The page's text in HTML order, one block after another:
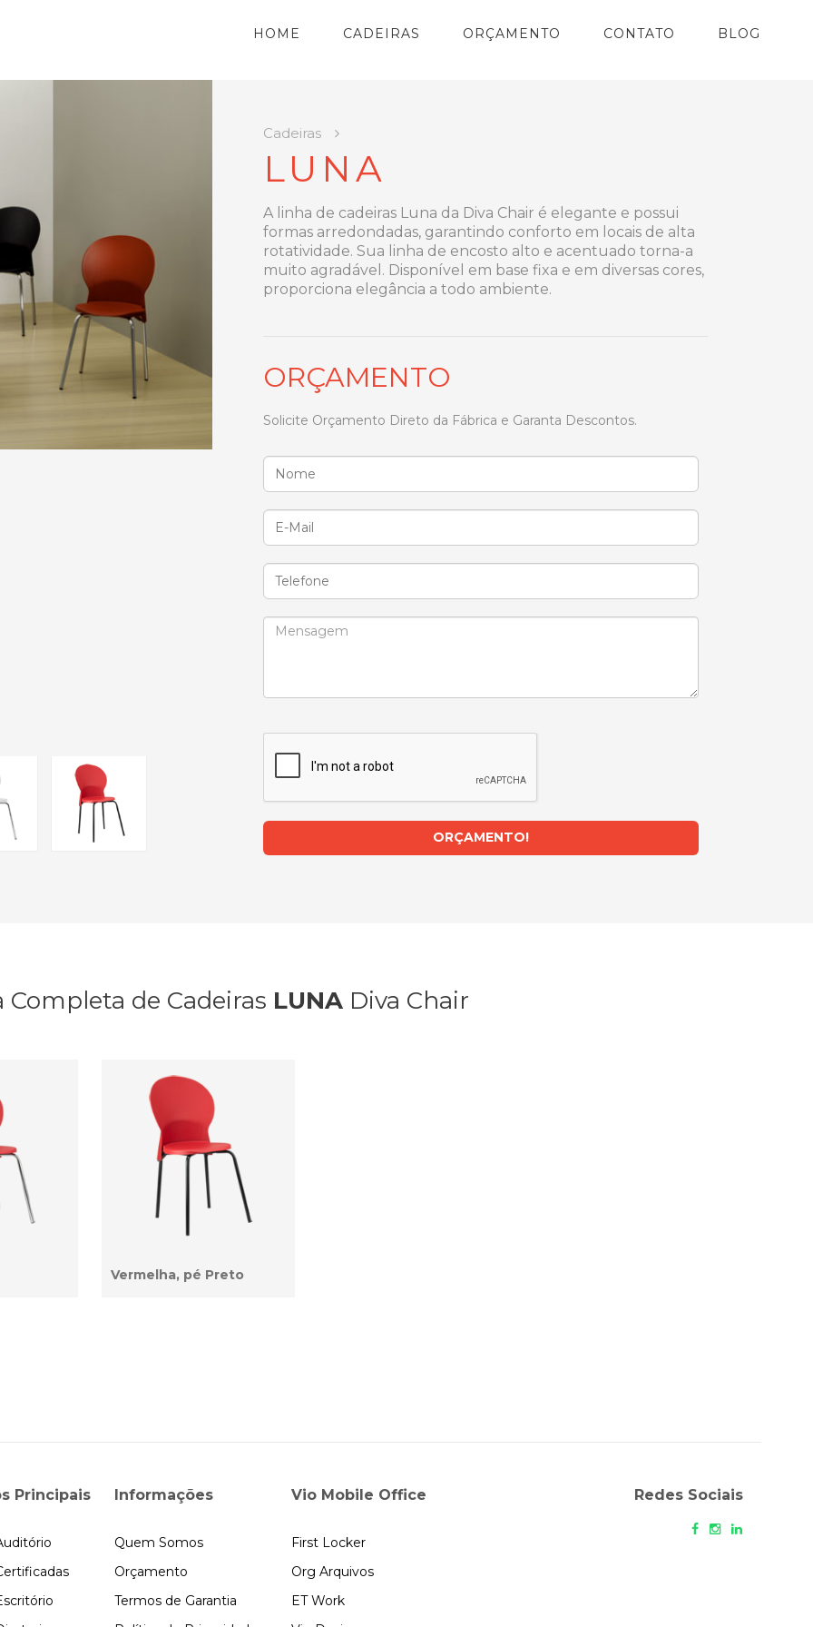
HOME CADEIRAS ORÇAMENTO CONTATO BLOG
Cadeiras
LUNA
A linha de cadeiras Luna da Diva Chair é elegante e possui
formas arredondadas, garantindo conforto em locais de alta
rotatividade. Sua linha de encosto alto e acentuado torna-a
muito agradável. Disponível em base fixa e em diversas cores,
proporciona elegância a todo ambiente.
ORÇAMENTO
Solicite Orçamento Direto da Fábrica e Garanta Descontos.
ORÇAMENTO!
Completa de Cadeiras LUNA Diva Chair
Vermelha, pé Preto
Principais Informações
Quem Somos
Orçamento
Termos de Garantia
Vio Mobile Office
First Locker
Org Arquivos
ET Work
Redes Sociais